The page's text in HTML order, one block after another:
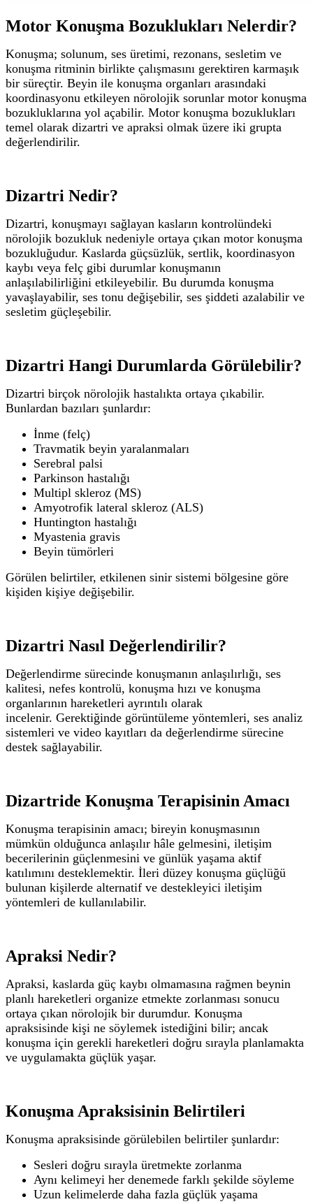
Motor Konuşma Bozuklukları Nelerdir?
Konuşma; solunum, ses üretimi, rezonans, sesletim ve
konuşma ritminin birlikte çalışmasını gerektiren karmaşık
bir süreçtir. Beyin ile konuşma organları arasındaki
koordinasyonu etkileyen nörolojik sorunlar motor konuşma
bozukluklarına yol açabilir. Motor konuşma bozuklukları
temel olarak dizartri ve apraksi olmak üzere iki grupta
değerlendirilir.
Dizartri Nedir?
Dizartri, konuşmayı sağlayan kasların kontrolündeki
nörolojik bozukluk nedeniyle ortaya çıkan motor konuşma
bozukluğudur. Kaslarda güçsüzlük, sertlik, koordinasyon
kaybı veya felç gibi durumlar konuşmanın
anlaşılabilirliğini etkileyebilir. Bu durumda konuşma
yavaşlayabilir, ses tonu değişebilir, ses şiddeti azalabilir ve
sesletim güçleşebilir.
Dizartri Hangi Durumlarda Görülebilir?
Dizartri birçok nörolojik hastalıkta ortaya çıkabilir.
Bunlardan bazıları şunlardır:
İnme (felç)
Travmatik beyin yaralanmaları
Serebral palsi
Parkinson hastalığı
Multipl skleroz (MS)
Amyotrofik lateral skleroz (ALS)
Huntington hastalığı
Myastenia gravis
Beyin tümörleri
Görülen belirtiler, etkilenen sinir sistemi bölgesine göre
kişiden kişiye değişebilir.
Dizartri Nasıl Değerlendirilir?
Değerlendirme sürecinde konuşmanın anlaşılırlığı, ses
kalitesi, nefes kontrolü, konuşma hızı ve konuşma
organlarının hareketleri ayrıntılı olarak
incelenir. Gerektiğinde görüntüleme yöntemleri, ses analiz
sistemleri ve video kayıtları da değerlendirme sürecine
destek sağlayabilir.
Dizartride Konuşma Terapisinin Amacı
Konuşma terapisinin amacı; bireyin konuşmasının
mümkün olduğunca anlaşılır hâle gelmesini, iletişim
becerilerinin güçlenmesini ve günlük yaşama aktif
katılımını desteklemektir. İleri düzey konuşma güçlüğü
bulunan kişilerde alternatif ve destekleyici iletişim
yöntemleri de kullanılabilir.
Apraksi Nedir?
Apraksi, kaslarda güç kaybı olmamasına rağmen beynin
planlı hareketleri organize etmekte zorlanması sonucu
ortaya çıkan nörolojik bir durumdur. Konuşma
apraksisinde kişi ne söylemek istediğini bilir; ancak
konuşma için gerekli hareketleri doğru sırayla planlamakta
ve uygulamakta güçlük yaşar.
Konuşma Apraksisinin Belirtileri
Konuşma apraksisinde görülebilen belirtiler şunlardır:
Sesleri doğru sırayla üretmekte zorlanma
Aynı kelimeyi her denemede farklı şekilde söyleme
Uzun kelimelerde daha fazla güçlük yaşama